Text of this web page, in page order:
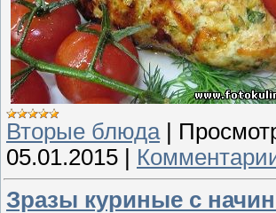
Вторые блюда|
05.01.2015
Зразы куриные с